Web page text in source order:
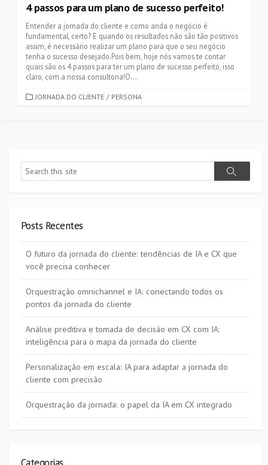
4 passos para um plano de sucesso perfeito!
Entender a jornada do cliente e como anda o negócio é
fundamental, certo? E quando os resultados não são tão positivos
assim, é necessário realizar um plano para que o seu negócio
tenha o sucesso desejado.Pois bem, hoje nós vamos te contar
quais são os 4 passos para ter um plano de sucesso perfeito, isso
claro, com a nossa consultoria!O...
CATEGORIES
JORNADA DO CLIENTE / PERSONA
Search
Search
Posts Recentes
O futuro da jornada do cliente: tendências de IA e CX que
você precisa conhecer
Orquestração omnichannel e IA: conectando todos os
pontos da jornada do cliente
Análise preditiva e tomada de decisão em CX com IA:
inteligência para o mapa da jornada do cliente
Personalização em escala: IA para adaptar a jornada do
cliente com precisão
Orquestração da jornada: o papel da IA em CX integrado